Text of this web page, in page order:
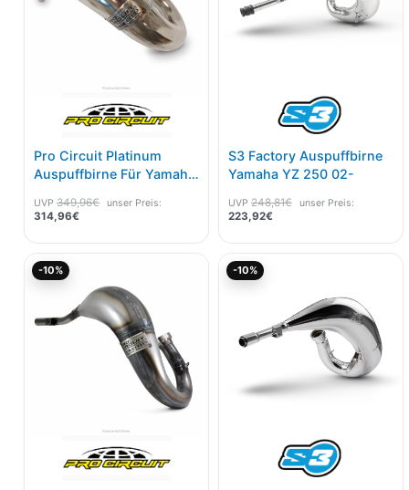
Pro Circuit Platinum
Auspuffbirne Für Yamaha
UVP 349,96€ unser Preis:
314,96€
S3 Factory Auspuffbirne
Yamaha YZ 250 02-
UVP 248,81€ unser Preis:
223,92€
-10%
war:
349,96€
314,96€.
-10%
308,21€
277,39€.